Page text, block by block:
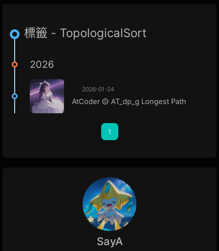
標籤 - TopologicalSort
2026
2026-01-24
AtCoder 🟡 AT_dp_g Longest Path
1
SayA